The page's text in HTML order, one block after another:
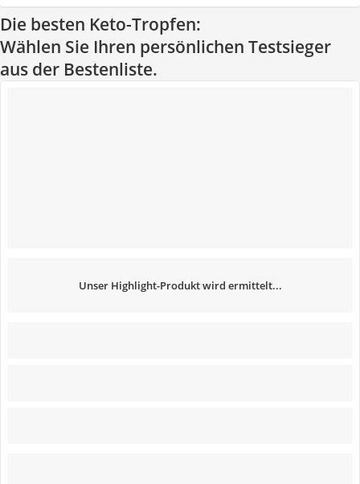
Die besten Keto-Tropfen:
Wählen Sie Ihren persönlichen Testsieger
aus der Bestenliste.
Unser Highlight-Produkt wird ermittelt...